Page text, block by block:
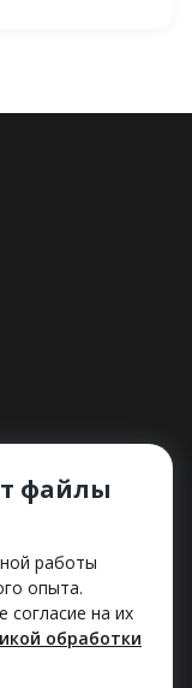
файлы
работы
опыта.
согласие на их
обработки